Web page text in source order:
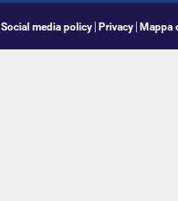
Social media policy Privacy Mappa